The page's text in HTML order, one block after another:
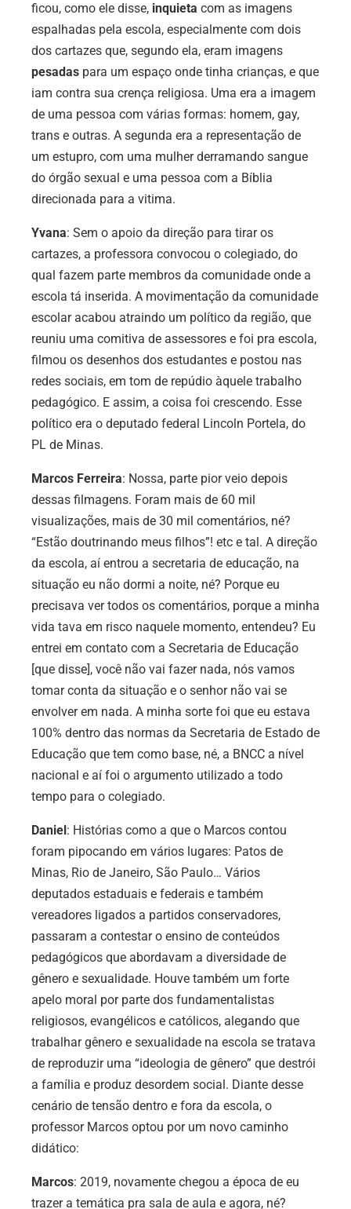
ficou, como ele disse, inquieta com as imagens
espalhadas pela escola, especialmente com dois
dos cartazes que, segundo ela, eram imagens
pesadas para um espaço onde tinha crianças, e que
iam contra sua crença religiosa. Uma era a imagem
de uma pessoa com várias formas: homem, gay,
trans e outras. A segunda era a representação de
um estupro, com uma mulher derramando sangue
do órgão sexual e uma pessoa com a Bíblia
direcionada para a vitima.
Yvana: Sem o apoio da direção para tirar os
cartazes, a professora convocou o colegiado, do
qual fazem parte membros da comunidade onde a
escola tá inserida. A movimentação da comunidade
escolar acabou atraindo um político da região, que
reuniu uma comitiva de assessores e foi pra escola,
filmou os desenhos dos estudantes e postou nas
redes sociais, em tom de repúdio àquele trabalho
pedagógico. E assim, a coisa foi crescendo. Esse
político era o deputado federal Lincoln Portela, do
PL de Minas.
Marcos Ferreira: Nossa, parte pior veio depois
dessas filmagens. Foram mais de 60 mil
visualizações, mais de 30 mil comentários, né?
“Estão doutrinando meus filhos”! etc e tal. A direção
da escola, aí entrou a secretaria de educação, na
situação eu não dormi a noite, né? Porque eu
precisava ver todos os comentários, porque a minha
vida tava em risco naquele momento, entendeu? Eu
entrei em contato com a Secretaria de Educação
[que disse], você não vai fazer nada, nós vamos
tomar conta da situação e o senhor não vai se
envolver em nada. A minha sorte foi que eu estava
100% dentro das normas da Secretaria de Estado de
Educação que tem como base, né, a BNCC a nível
nacional e aí foi o argumento utilizado a todo
tempo para o colegiado.
Daniel : Histórias como a que o Marcos contou
foram pipocando em vários lugares: Patos de
Minas, Rio de Janeiro, São Paulo… Vários
deputados estaduais e federais e também
vereadores ligados a partidos conservadores,
passaram a contestar o ensino de conteúdos
pedagógicos que abordavam a diversidade de
gênero e sexualidade. Houve também um forte
apelo moral por parte dos fundamentalistas
religiosos, evangélicos e católicos, alegando que
trabalhar gênero e sexualidade na escola se tratava
de reproduzir uma “ideologia de gênero” que destrói
a família e produz desordem social. Diante desse
cenário de tensão dentro e fora da escola, o
professor Marcos optou por um novo caminho
didático:
Marcos: 2019, novamente chegou a época de eu
trazer a temática pra sala de aula e agora, né?